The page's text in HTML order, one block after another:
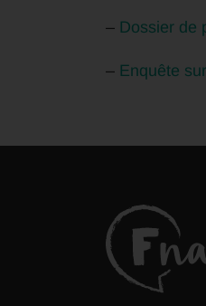
– Dossier de
– Enquête